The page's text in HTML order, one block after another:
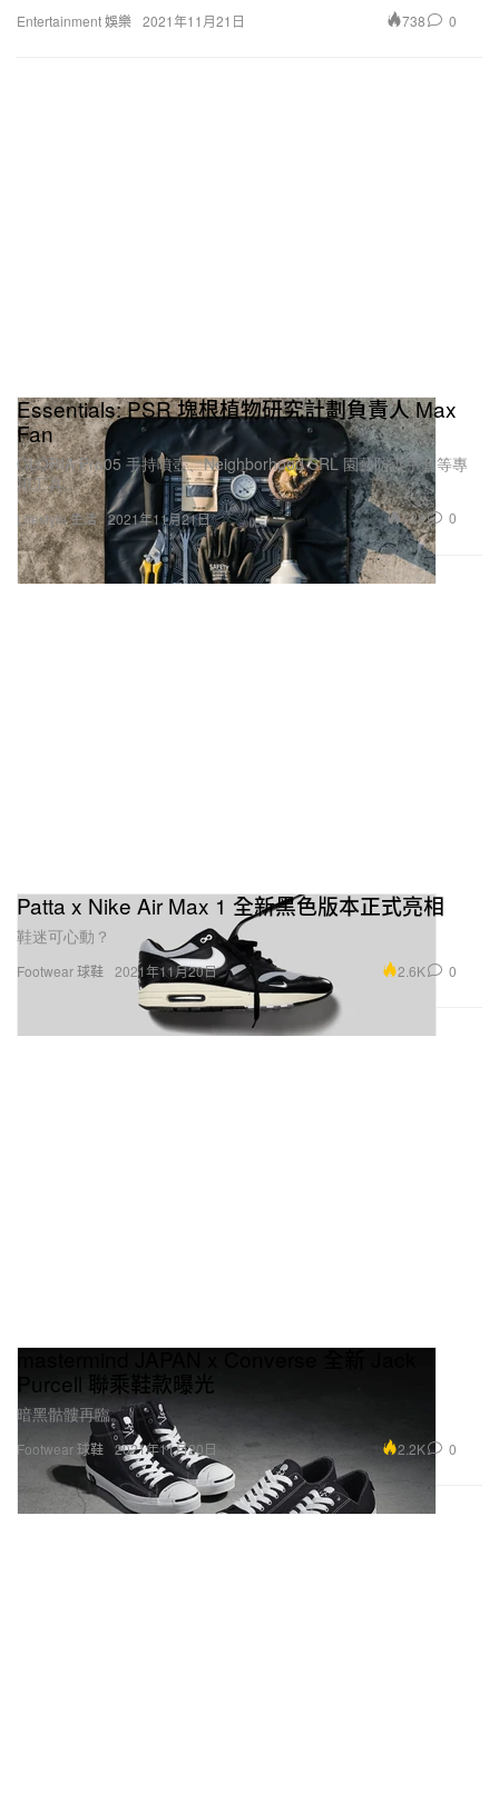
Entertainment 娛樂 2021年11月21日 738 0
Lifestyle 生活
Essentials: PSR 塊根植物研究計劃負責人 Max
Fan
​GLORIA Pro05 手持噴壺、Neighborhood SRL 園藝防護手套等專
用工具。
2021年11月21日 728 0
Footwear 球鞋
Patta x Nike Air Max 1 全新黑色版本正式亮相
鞋迷可心動？
2021年11月20日 2.6K 0
Footwear 球鞋
Purcell 聯乘鞋款曝光
暗黑骷髏再臨。
2021年11月20日 2.2K 0